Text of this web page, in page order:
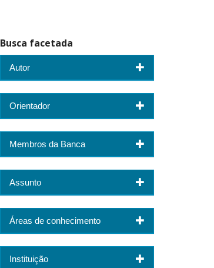
Busca facetada
Autor
Orientador
Membros da Banca
Assunto
Áreas de conhecimento
Instituição